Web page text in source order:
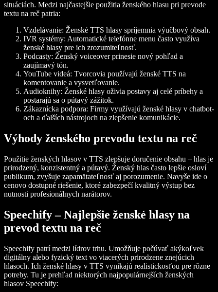
situáciách. Medzi najčastejšie použitia ženského hlasu pri prevode
textu na reč patria:
Vzdelávanie: Ženské TTS hlasy spríjemnia výučbový obsah.
IVR systémy: Automatické telefónne menu často využíva
ženské hlasy pre ich zrozumiteľnosť.
Podcasty: Ženský voiceover prinesie nový pohľad a
zaujímavý tón.
YouTube videá: Tvorcovia používajú ženské TTS na
komentovanie a vysvetľovanie.
Audioknihy: Ženské hlasy oživia postavy aj celé príbehy a
postarajú sa o pútavý zážitok.
Zákaznícka podpora: Firmy využívajú ženské hlasy v chatbot-
och a ďalších nástrojoch na zlepšenie komunikácie.
Výhody ženského prevodu textu na reč
Použitie ženských hlasov v TTS zlepšuje doručenie obsahu – hlas je
prirodzený, konzistentný a pútavý. Ženský hlas často lepšie osloví
publikum, zvyšuje zapamätateľnosť aj porozumenie. Navyše ide o
cenovo dostupné riešenie, ktoré zabezpečí kvalitný výstup bez
nutnosti profesionálnych narátorov.
Speechify – Najlepšie ženské hlasy na
prevod textu na reč
Speechify patrí medzi lídrov trhu. Umožňuje počúvať akýkoľvek
digitálny alebo fyzický text vo viacerých prirodzene znejúcich
hlasoch. Ich ženské hlasy v TTS vynikajú realistickosťou pre rôzne
potreby. Tu je prehľad niektorých najpopulárnejších ženských
hlasov Speechify: